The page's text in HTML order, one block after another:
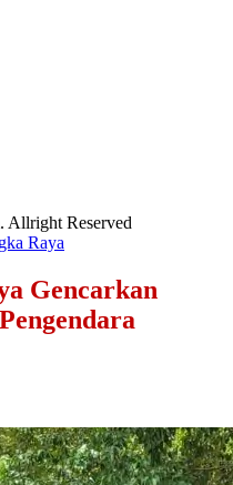
Allright Reserved
Raya
Gencarkan